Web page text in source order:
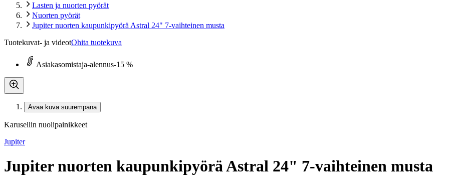
Lasten ja nuorten pyörät
Nuorten pyörät
Jupiter nuorten kaupunkipyörä Astral 24" 7-vaihteinen musta
Tuotekuvat- ja videotOhita tuotekuva
Asiakasomistaja-alennus-15 %
Avaa kuva suurempana
Karusellin nuolipainikkeet
Jupiter
Jupiter nuorten kaupunkipyörä Astral 24" 7-vaihteinen musta